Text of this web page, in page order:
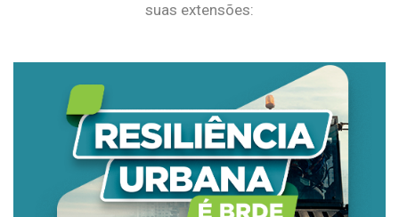
suas extensões: